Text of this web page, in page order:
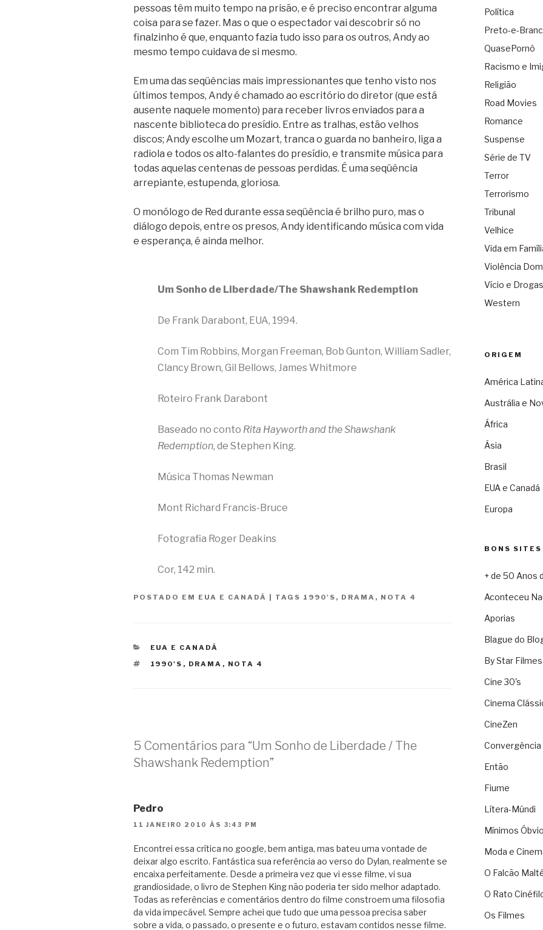
pessoas têm muito tempo na prisão, e é preciso encontrar alguma
coisa para se fazer. Mas o que o espectador vai descobrir só no
finalzinho é que, enquanto fazia tudo isso para os outros, Andy ao
mesmo tempo cuidava de si mesmo.
Em uma das seqüências mais impressionantes que tenho visto nos
últimos tempos, Andy é chamado ao escritório do diretor (que está
ausente naquele momento) para receber livros enviados para a
nascente biblioteca do presídio. Entre as tralhas, estão velhos
discos; Andy escolhe um Mozart, tranca o guarda no banheiro, liga a
radiola e todos os alto-falantes do presídio, e transmite música para
todas aquelas centenas de pessoas perdidas. É uma seqüência
arrepiante, estupenda, gloriosa.
O monólogo de Red durante essa seqüência é brilho puro, mas o
diálogo depois, entre os presos, Andy identificando música com vida
e esperança, é ainda melhor.
Um Sonho de Liberdade/The Shawshank Redemption
De Frank Darabont, EUA, 1994.
Com Tim Robbins, Morgan Freeman, Bob Gunton, William Sadler,
Clancy Brown, Gil Bellows, James Whitmore
Roteiro Frank Darabont
Baseado no conto Rita Hayworth and the Shawshank
Redemption, de Stephen King.
Música Thomas Newman
Mont Richard Francis-Bruce
Fotografia Roger Deakins
Cor, 142 min.
POSTADO EM EUA E CANADÁ | TAGS 1990'S , DRAMA , NOTA 4
CATEGORIAS
EUA E CANADÁ
TAGS
1990'S , DRAMA , NOTA 4
5 Comentários para “Um Sonho de Liberdade / The
Shawshank Redemption”
Pedro
11 JANEIRO 2010 ÀS 3:43 PM
Encontrei essa crítica no google, bem antiga, mas bateu uma vontade de
deixar algo escrito. Fantástica sua referência ao verso do Dylan, realmente se
encaixa perfeitamente. Desde a primeira vez que vi esse filme, vi sua
grandiosidade, o livro de Stephen King não poderia ter sido melhor adaptado.
Todas as referências e comentários dentro do filme constroem uma filosofia
da vida impecável. Sempre achei que tudo que uma pessoa precisa saber
sobre a vida, o passado, o presente e o futuro, estavam contidos nesse filme.
Política
Preto-e-
QuasePornô
Racismo e
Religião
Road Movies
Romance
Suspense
Série de TV
Terror
Terrorismo
Tribunal
Velhice
Vida em
Violência
Vício e Drogas
Western
ORIGEM
América
Austrália e
África
Ásia
Brasil
EUA e Canadá
Europa
BONS SITES
+ de 50 Anos
Aconteceu
Aporias
Blague do
By Star Filmes
Cine 30's
Cinema
CineZen
Convergência
Então
Fiume
Lítera-Múndi
Mínimos
Moda e
O Falcão
O Rato
Os Filmes